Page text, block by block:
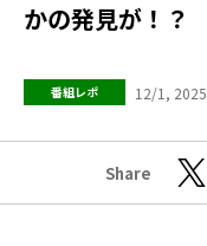
かの発見が！？
番組レポ 12/1, 2025
Share